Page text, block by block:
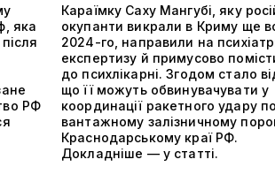
яка
РФ
Караїмку Саху Мангубі, яку
окупанти викрали в Криму ще
2024-го, направили на
експертизу й примусово
до психлікарні. Згодом стало
що її можуть обвинувачувати у
координації ракетного удару по
вантажному залізничному
Краснодарському краї РФ.
Докладніше — у статті.